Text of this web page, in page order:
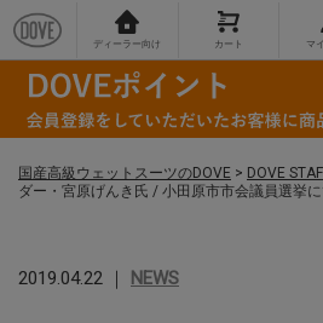
ディーラー向け カート マ
国産高級ウェットスーツのDOVE > DOVE
ダー・宮原げんき氏 / 小田原市市会議員選挙に
2019.04.22 ｜ NEWS